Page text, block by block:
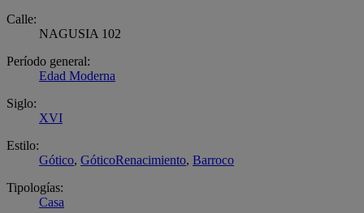
Calle:
NAGUSIA 102
Período general:
Edad Moderna
Siglo:
XVI
Estilo:
Gótico, GóticoRenacimiento, Barroco
Tipologías:
Casa